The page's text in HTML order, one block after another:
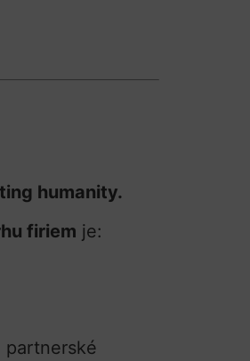
humanity.
firiem je:
partnerské